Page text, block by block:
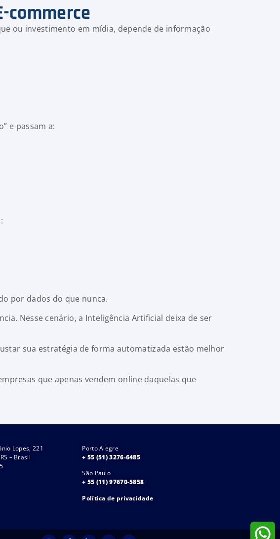
commerce
ou investimento em mídia, depende de informação
e passam a:
por dados do que nunca.
Nesse cenário, a Inteligência Artificial deixa de ser
sua estratégia de forma automatizada estão melhor
que apenas vendem online daquelas que
Lopes, 221
– Brasil
Porto Alegre
+ 55 (51) 3276-6485
São Paulo
+ 55 (11) 97670-5858
Política de privacidade